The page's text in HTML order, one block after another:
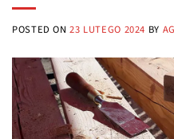
POSTED ON23 LUTEGO 2024 BY